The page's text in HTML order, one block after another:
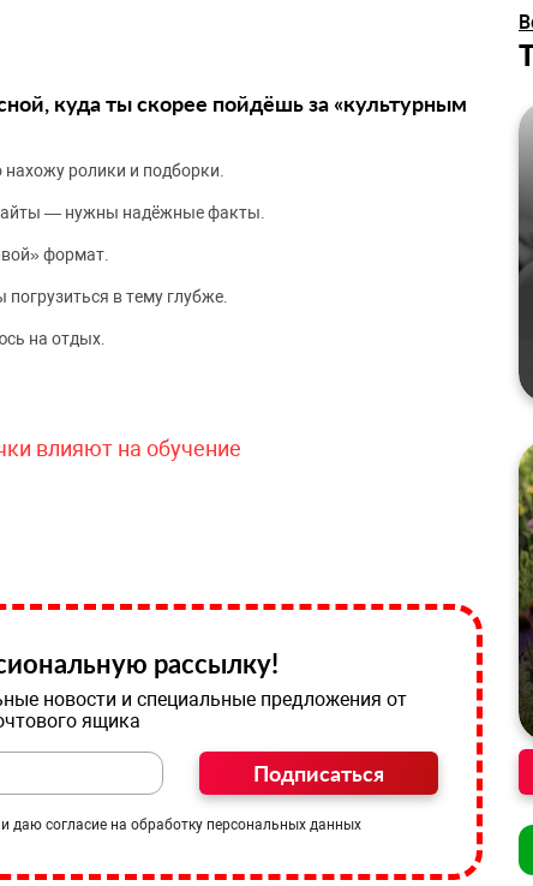
куда ты скорее пойдёшь за «культурным
ролики и подборки.
— нужны надёжные факты.
формат.
в тему глубже.
на отдых.
влияют на обучение
рассылку!
новости и специальные предложения от
ящика
Подписаться
и даю согласие на обработку персональных данных